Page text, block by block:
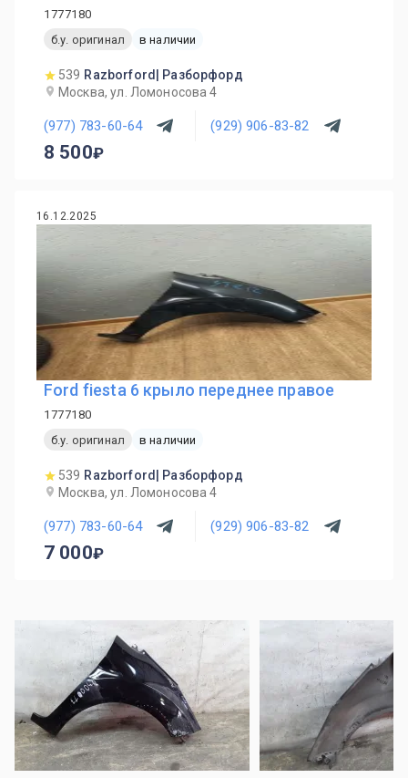
1777180
б.у. оригинал
в наличии
539 Razborford| Разборфорд
Москва, ул. Ломоносова 4
(977) 783-60-64 (929) 906-83-82
8 500
16.12.2025
Ford fiesta 6 крыло переднее правое
1777180
б.у. оригинал
в наличии
539 Razborford| Разборфорд
Москва, ул. Ломоносова 4
(977) 783-60-64 (929) 906-83-82
7 000